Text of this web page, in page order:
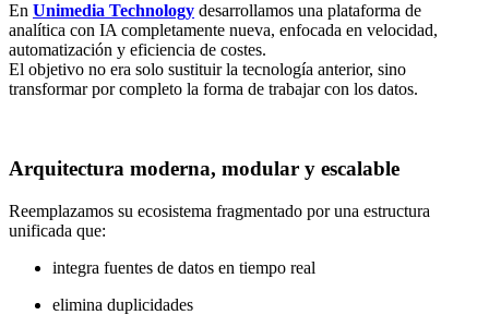
En Unimedia Technology desarrollamos una plataforma de
analítica con IA completamente nueva, enfocada en velocidad,
automatización y eficiencia de costes.
El objetivo no era solo sustituir la tecnología anterior, sino
transformar por completo la forma de trabajar con los datos.
Arquitectura moderna, modular y escalable
Reemplazamos su ecosistema fragmentado por una estructura
unificada que:
integra fuentes de datos en tiempo real
elimina duplicidades